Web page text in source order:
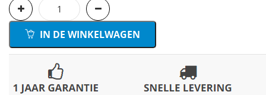
IN DE WINKELWAGEN